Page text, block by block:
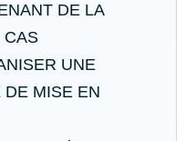
DE LA
CAS
UNE
DE MISE EN